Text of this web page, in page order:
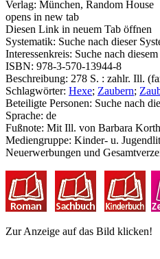
Verlag: München, Random House
opens in new tab
Diesen Link in neuem Tab öffnen
Systematik: Suche nach dieser
Interessenkreis: Suche nach
ISBN: 978-3-570-13944-8
Beschreibung: 278 S. : zahlr. Ill.
Schlagwörter: Hexe; Zaubern;
Beteiligte Personen: Suche nach
Sprache: de
Fußnote: Mit Ill. von Barbara
Mediengruppe: Kinder- u. Jugendlit
Neuerwerbungen und
Zur Anzeige auf das Bild klicken!